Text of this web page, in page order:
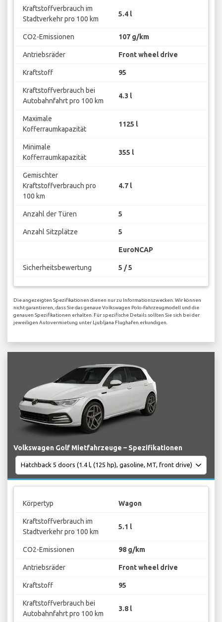
Kraftstoffverbrauch im
Stadtverkehr pro 100 km
5.4 l
CO2-Emissionen 107 g/km
Antriebsräder Front wheel drive
Kraftstoff 95
Kraftstoffverbrauch bei
Autobahnfahrt pro 100 km
4.3 l
Maximale
Kofferraumkapazität
1125 l
Minimale
Kofferraumkapazität
355 l
Gemischter
Kraftstoffverbrauch pro
100 km
4.7 l
Anzahl der Türen 5
Anzahl Sitzplätze 5
EuroNCAP
Sicherheitsbewertung 5 / 5
Die angezeigten Spezifikationen dienen nur zu Informationszwecken. Wir können
nicht garantieren, dass Sie das genaue Volkswagen Polo-Fahrzeugmodell und die
genauen Spezifikationen erhalten. Für spezifische Details sollten Sie sich bei der
jeweiligen Autovermietung unter Ljubljana Flughafen erkundigen.
Volkswagen Golf Mietfahrzeuge – Spezifikationen
Körpertyp Wagon
Kraftstoffverbrauch im
Stadtverkehr pro 100 km
5.1 l
CO2-Emissionen 98 g/km
Antriebsräder Front wheel drive
Kraftstoff 95
Kraftstoffverbrauch bei
Autobahnfahrt pro 100 km
3.8 l